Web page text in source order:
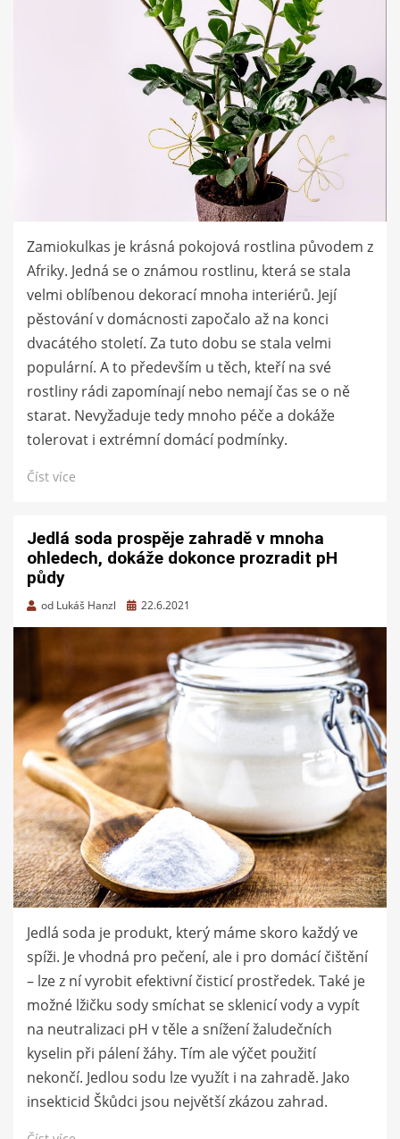
Zamiokulkas je krásná pokojová rostlina původem z
Afriky. Jedná se o známou rostlinu, která se stala
velmi oblíbenou dekorací mnoha interiérů. Její
pěstování v domácnosti započalo až na konci
dvacátého století. Za tuto dobu se stala velmi
populární. A to především u těch, kteří na své
rostliny rádi zapomínají nebo nemají čas se o ně
starat. Nevyžaduje tedy mnoho péče a dokáže
tolerovat i extrémní domácí podmínky.
Číst více
Jedlá soda prospěje zahradě v mnoha
ohledech, dokáže dokonce prozradit pH
půdy
od Lukáš Hanzl
Zveřejněno
22.6.2021
Jedlá soda je produkt, který máme skoro každý ve
spíži. Je vhodná pro pečení, ale i pro domácí čištění
– lze z ní vyrobit efektivní čisticí prostředek. Také je
možné lžičku sody smíchat se sklenicí vody a vypít
na neutralizaci pH v těle a snížení žaludečních
kyselin při pálení žáhy. Tím ale výčet použití
nekončí. Jedlou sodu lze využít i na zahradě. Jako
insekticid Škůdci jsou největší zkázou zahrad.